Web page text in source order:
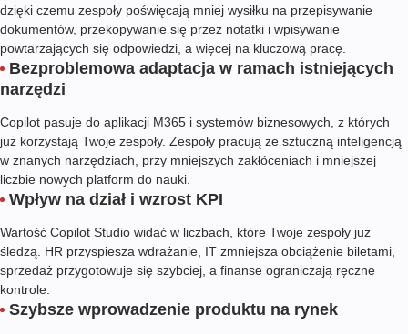
dzięki czemu zespoły poświęcają mniej wysiłku na przepisywanie
dokumentów, przekopywanie się przez notatki i wpisywanie
powtarzających się odpowiedzi, a więcej na kluczową pracę.
Bezproblemowa adaptacja w ramach istniejących
narzędzi
Copilot pasuje do aplikacji M365 i systemów biznesowych, z których
już korzystają Twoje zespoły. Zespoły pracują ze sztuczną inteligencją
w znanych narzędziach, przy mniejszych zakłóceniach i mniejszej
liczbie nowych platform do nauki.
Wpływ na dział i wzrost KPI
Wartość Copilot Studio widać w liczbach, które Twoje zespoły już
śledzą. HR przyspiesza wdrażanie, IT zmniejsza obciążenie biletami,
sprzedaż przygotowuje się szybciej, a finanse ograniczają ręczne
kontrole.
Szybsze wprowadzenie produktu na rynek